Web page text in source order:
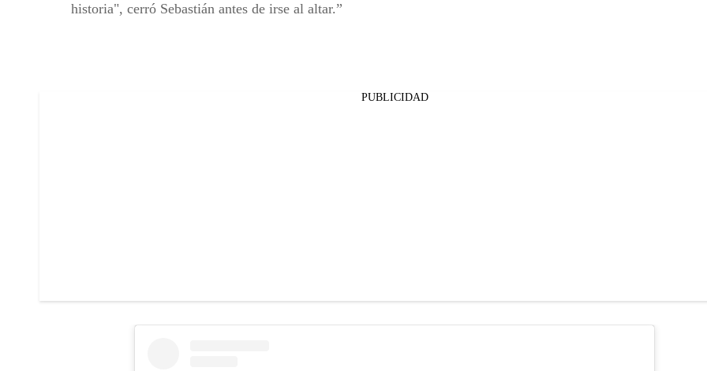
historia", cerró Sebastián antes de irse al altar.
PUBLICIDAD